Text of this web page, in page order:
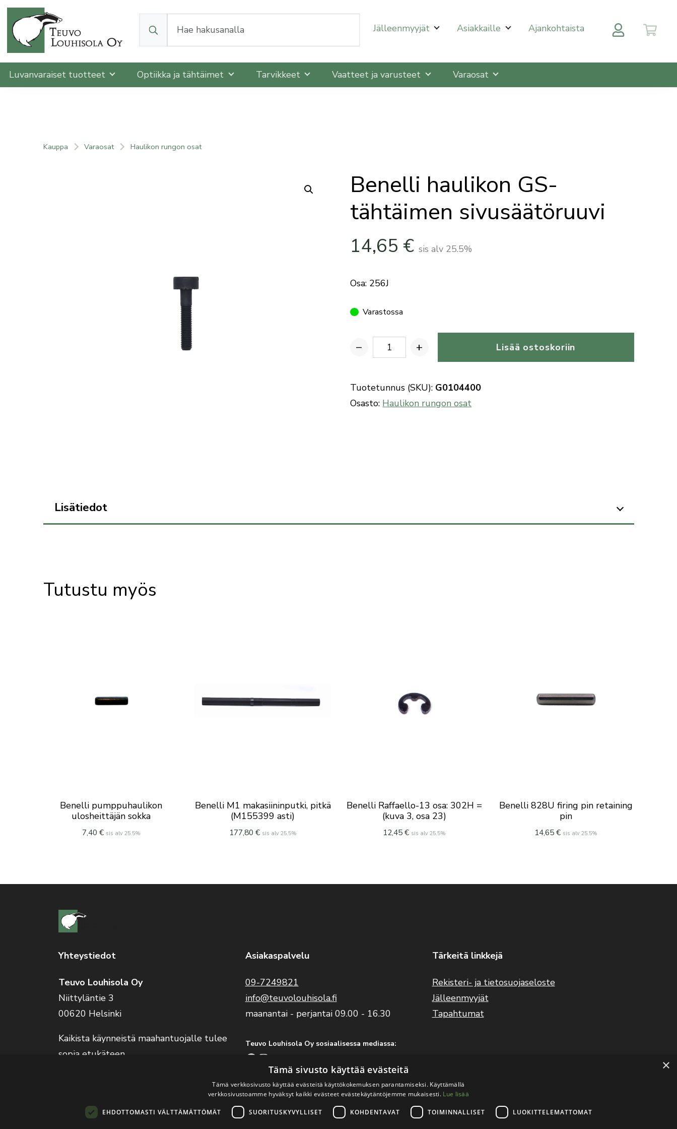
Kun tuloksia tulee, voit selata niitä nuolinäppäimillä ylös ja alas ja siirtyä halutulle sivulle enterin painalluksella.
Jälleenmyyjät Asiakkaille Ajankohtaista
Luvanvaraiset tuotteet Optiikka ja tähtäimet Tarvikkeet Vaatteet ja varusteet Varaosat
Kauppa Varaosat Haulikon rungon osat
Benelli haulikon GS-
tähtäimen sivusäätöruuvi
14,65 € sis alv 25.5%
Osa: 256J
Varastossa
−
GS-
tähtäimen
+ Lisää ostoskoriin
Tuotetunnus (SKU): G0104400
Osasto: Haulikon rungon osat
Lisätiedot
Tutustu myös
Benelli pumppuhaulikon
ulosheittäjän sokka
7,40 € sis alv 25.5%
Benelli M1 makasiininputki, pitkä
(M155399 asti)
177,80 € sis alv 25.5%
Benelli Raffaello-13 osa: 302H =
(kuva 3, osa 23)
12,45€ sis alv 25.5%
Benelli 828U firing pin retaining
pin
14,65€ sis alv 25.5%
Yhteystiedot
Teuvo Louhisola Oy
Niittyläntie 3
00620 Helsinki
Kaikista käynneistä maahantuojalle tulee
sopia etukäteen.
Asiakaspalvelu
09-7249821
info@teuvolouhisola.fi
maanantai - perjantai 09.00 - 16.30
Teuvo Louhisola Oy sosiaalisessa mediassa:
Facebook Instagram
Benelli Suomi sosiaalisessa mediassa:
Facebook Instagram
Tärkeitä linkkejä
Rekisteri- ja tietosuojaseloste
Jälleenmyyjät
Tapahtumat
×
Tämä sivusto käyttää evästeitä
Tämä verkkosivusto käyttää evästeitä käyttökokemuksen parantamiseksi. Käyttämällä
verkkosivustoamme hyväksyt kaikki evästeet evästekäytäntöjemme mukaisesti. Lue lisää
EHDOTTOMASTI VÄLTTÄMÄTTÖMÄT SUORITUSKYVYLLISET KOHDENTAVAT TOIMINNALLISET LUOKITTELEMATTOMAT